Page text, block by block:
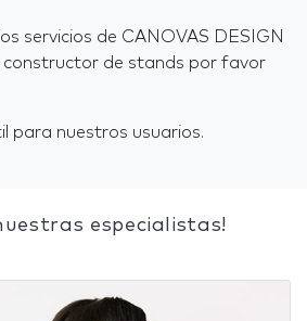
servicios de CANOVAS DESIGN
constructor de stands por favor
para nuestros usuarios.
especialistas!